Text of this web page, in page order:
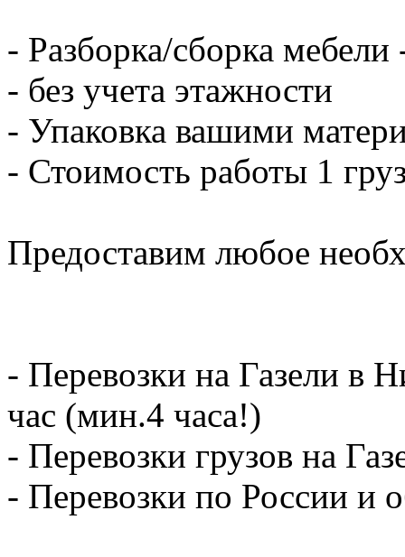
- Разборка/сборка мебели
- без учета этажности
- Упаковка вашими
- Стоимость работы 1
Предоставим любое
- Перевозки на Газели в
час (мин.4 часа!)
- Перевозки грузов на
- Перевозки по России и